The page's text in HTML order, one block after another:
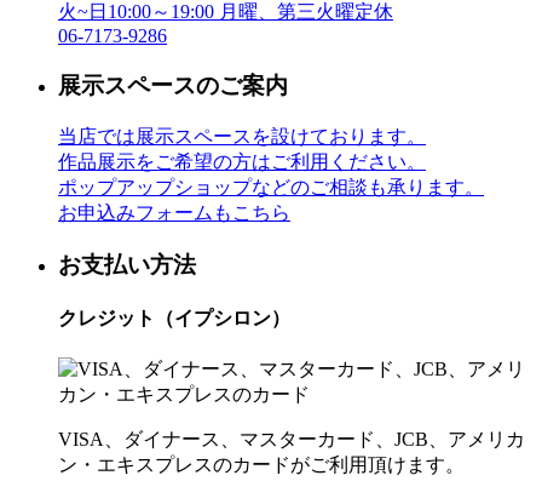
火~日10:00～19:00 月曜、第三火曜定休
06-7173-9286
展示スペースのご案内
当店では展示スペースを設けております。
作品展示をご希望の方はご利用ください。
ポップアップショップなどのご相談も承ります。
お申込みフォームもこちら
お支払い方法
クレジット（イプシロン）
VISA、ダイナース、マスターカード、JCB、アメリカ
ン・エキスプレスのカードがご利用頂けます。